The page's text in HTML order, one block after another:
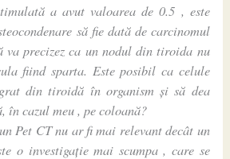
a avut valoarea de 0.5 , este
să fie dată de carcinomul
va precizez ca un nodul din tiroida nu
fiind sparta. Este posibil ca celule
din tiroidă în organism și să dea
în cazul meu , pe coloană?
Pet CT nu ar fi mai relevant decât un
o investigație mai scumpa , care se